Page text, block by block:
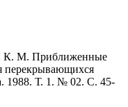
К. М. Приближенные
перекрывающихся
1988. Т. 1. № 02. С. 45-